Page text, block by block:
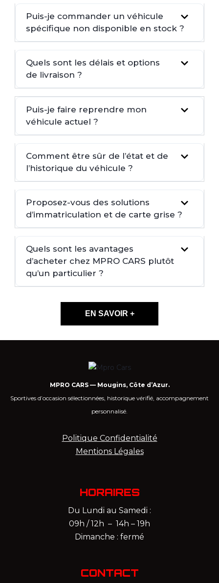
Puis-je commander un véhicule
spécifique non disponible en stock ?
Quels sont les délais et options
de livraison ?
Puis-je faire reprendre mon
véhicule actuel ?
Comment être sûr de l’état et de
l’historique du véhicule ?
Proposez-vous des solutions
d’immatriculation et de carte grise ?
Quels sont les avantages
d’acheter chez MPRO CARS plutôt
qu’un particulier ?
EN SAVOIR +
MPRO CARS — Mougins, Côte d’Azur.
Sportives d’occasion sélectionnées, historique vérifié, accompagnement
personnalisé.
Politique Confidentialité
Mentions Légales
HORAIRES
Du Lundi au Samedi :
09h / 12h – 14h – 19h
Dimanche : fermé
CONTACT